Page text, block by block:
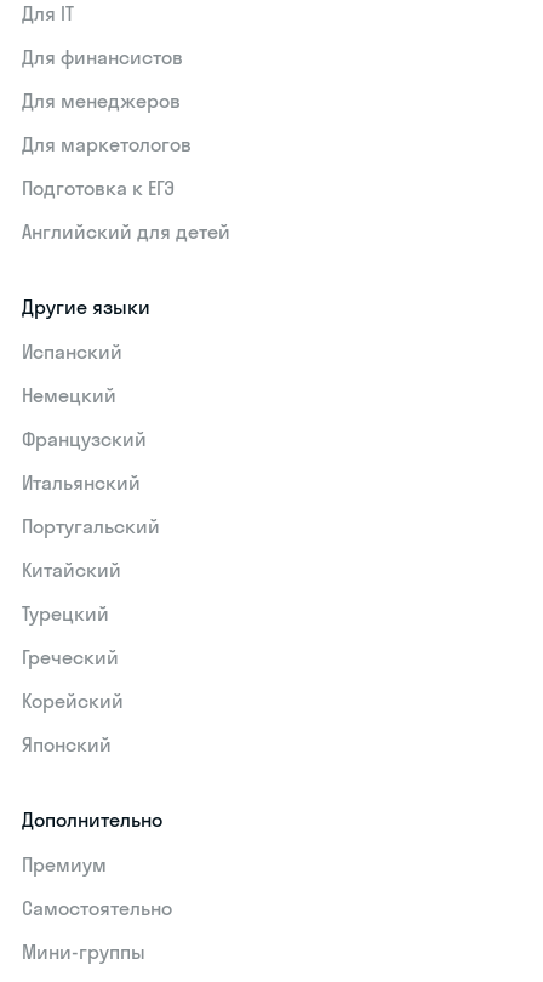
Для IT
Для финансистов
Для менеджеров
Для маркетологов
Подготовка к ЕГЭ
Английский для детей
Другие языки
Испанский
Немецкий
Французский
Итальянский
Португальский
Китайский
Турецкий
Греческий
Корейский
Японский
Дополнительно
Премиум
Самостоятельно
Мини-группы